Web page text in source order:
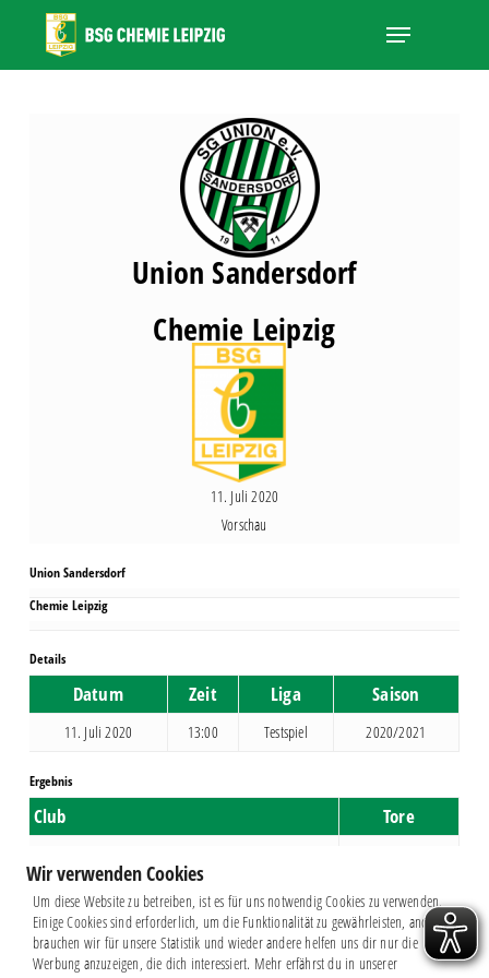
main
Menu
Union Sandersdorf
Chemie Leipzig
11. Juli 2020
Vorschau
Union Sandersdorf
Chemie Leipzig
Details
Datum Zeit Liga Saison
11. Juli 2020 13:00 Testspiel 2020/2021
Ergebnis
Club Tore
Chemie Leipzig
Close
Wir verwenden Cookies
Um diese Website zu betreiben, ist es für uns notwendig Cookies zu verwenden.
Einige Cookies sind erforderlich, um die Funktionalität zu gewährleisten, andere
brauchen wir für unsere Statistik und wieder andere helfen uns dir nur die
Werbung anzuzeigen, die dich interessiert. Mehr erfährst du in unserer